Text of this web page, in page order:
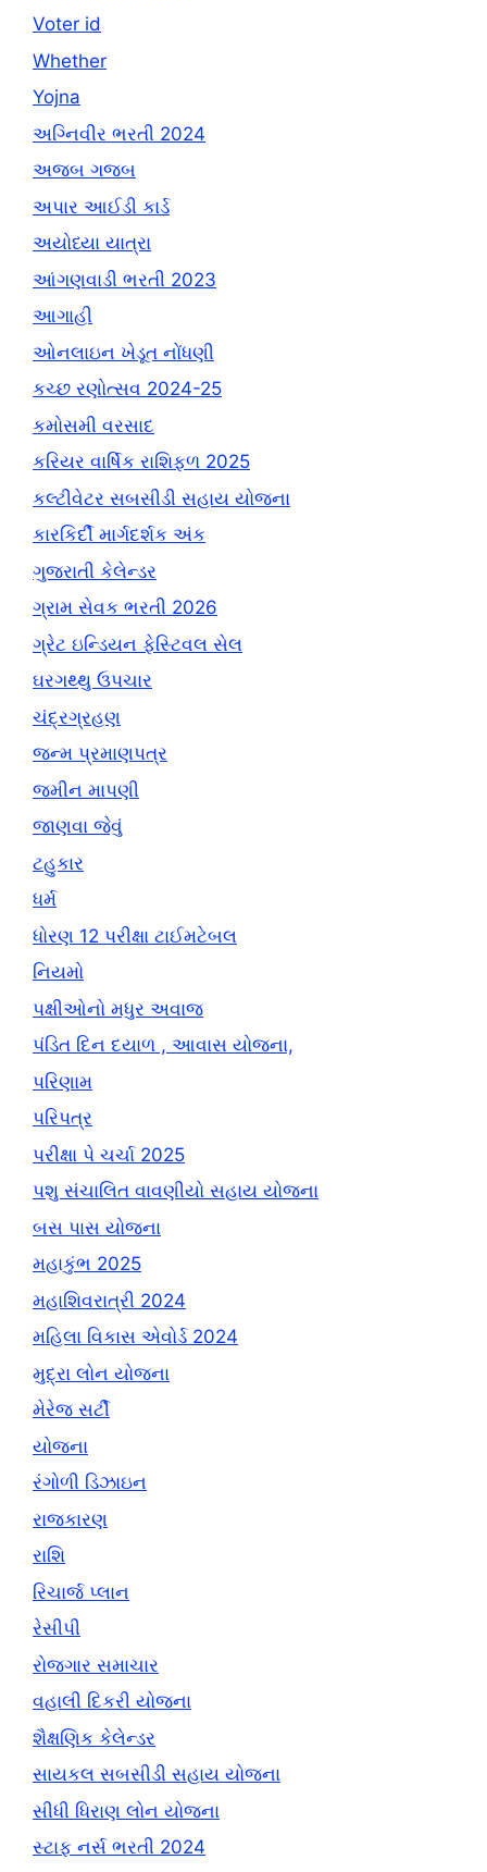
Voter id
Whether
Yojna
અગ્નિવીર ભરતી 2024
અજબ ગજબ
અપાર આઈડી કાર્ડ
અયોધ્યા યાત્રા
આંગણવાડી ભરતી 2023
આગાહી
ઓનલાઇન ખેડૂત નોંધણી
કચ્છ રણોત્સવ 2024-25
કમોસમી વરસાદ
કરિયર વાર્ષિક રાશિફળ 2025
કલ્ટીવેટર સબસીડી સહાય યોજના
કારકિર્દી માર્ગદર્શક અંક
ગુજરાતી કેલેન્ડર
ગ્રામ સેવક ભરતી 2026
ગ્રેટ ઇન્ડિયન ફેસ્ટિવલ સેલ
ઘરગથ્થુ ઉપચાર
ચંદ્રગ્રહણ
જન્મ પ્રમાણપત્ર
જમીન માપણી
જાણવા જેવું
ટહુકાર
ધર્મ
ધોરણ 12 પરીક્ષા ટાઈમટેબલ
નિયમો
પક્ષીઓનો મધુર અવાજ
પંડિત દિન દયાળ , આવાસ યોજના,
પરિણામ
પરિપત્ર
પરીક્ષા પે ચર્ચા 2025
પશુ સંચાલિત વાવણીયો સહાય યોજના
બસ પાસ યોજના
મહાકુંભ 2025
મહાશિવરાત્રી 2024
મહિલા વિકાસ એવોર્ડ 2024
મુદ્રા લોન યોજના
મેરેજ સર્ટી
યોજના
રંગોળી ડિઝાઇન
રાજકારણ
રાશિ
રિચાર્જ પ્લાન
રેસીપી
રોજગાર સમાચાર
વહાલી દિકરી યોજના
શૈક્ષણિક કેલેન્ડર
સાયકલ સબસીડી સહાય યોજના
સીધી ધિરાણ લોન યોજના
સ્ટાફ નર્સ ભરતી 2024